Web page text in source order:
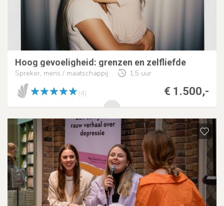
Hoog gevoeligheid: grenzen en zelfliefde
Spreker, mens / maatschappij 1,5 uur
€ 1.500,-
(4)